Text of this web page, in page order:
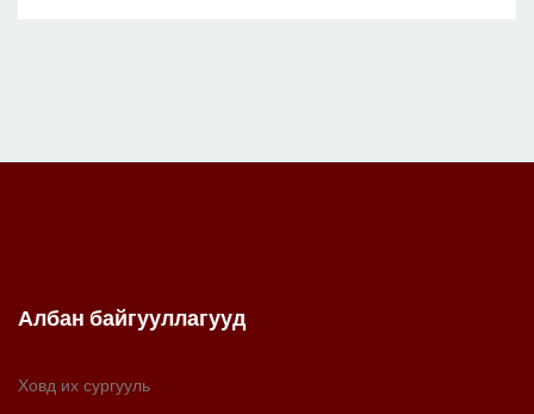
Албан байгууллагууд
Ховд их сургууль